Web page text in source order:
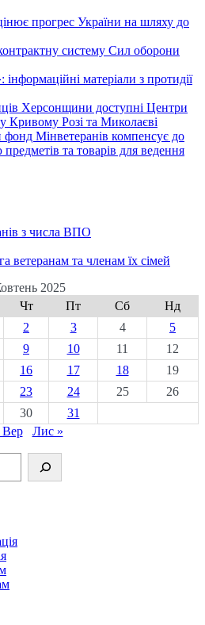
прогрес України на шляху до
систему Сил оборони
матеріали з протидії
Херсонщини доступні Центри
Кривому Розі та Миколаєві
фонд Мінветеранів компенсує до
та товарів для ведення
з числа ВПО
ветеранам та членам їх сімей
2025
Чт Пт Сб
Нд
2 3 4
5
9 10 11
12
16 17 18
19
23 24 25
26
30
31
Вер
Лис »